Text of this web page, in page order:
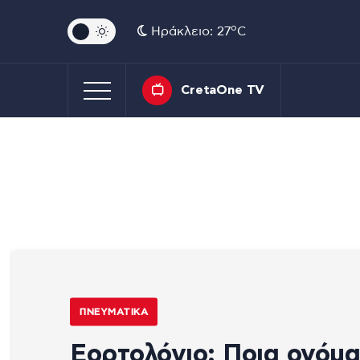
Ηράκλειο: 27oC
CretaOne TV
ΠΝΕΥΜΑΤΙΚΆ
Εορτολόγιο: Ποια